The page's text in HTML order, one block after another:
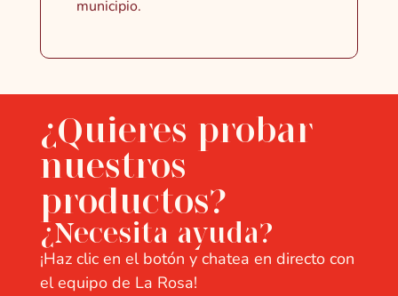
municipio.
¿Quieres probar
nuestros
productos?
¿Necesita ayuda?
¡Haz clic en el botón y chatea en directo con
el equipo de La Rosa!